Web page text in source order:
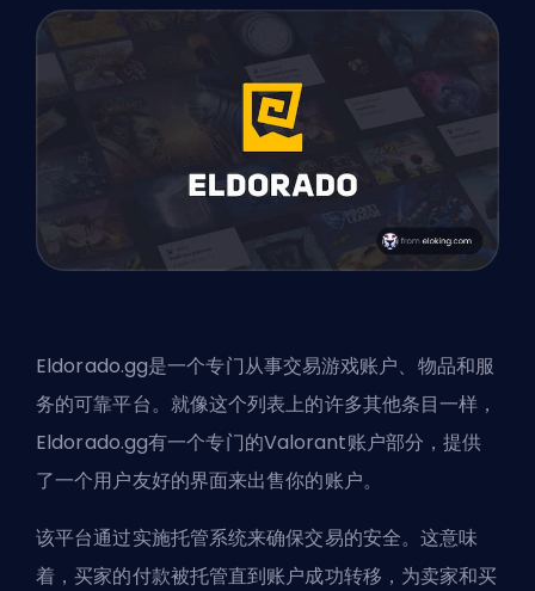
Eldorado.gg是一个专门从事交易游戏账户、物品和服
务的可靠平台。就像这个列表上的许多其他条目一样，
Eldorado.gg有一个专门的Valorant账户部分，提供
了一个用户友好的界面来出售你的账户。
该平台通过实施托管系统来确保交易的安全。这意味
着，买家的付款被托管直到账户成功转移，为卖家和买